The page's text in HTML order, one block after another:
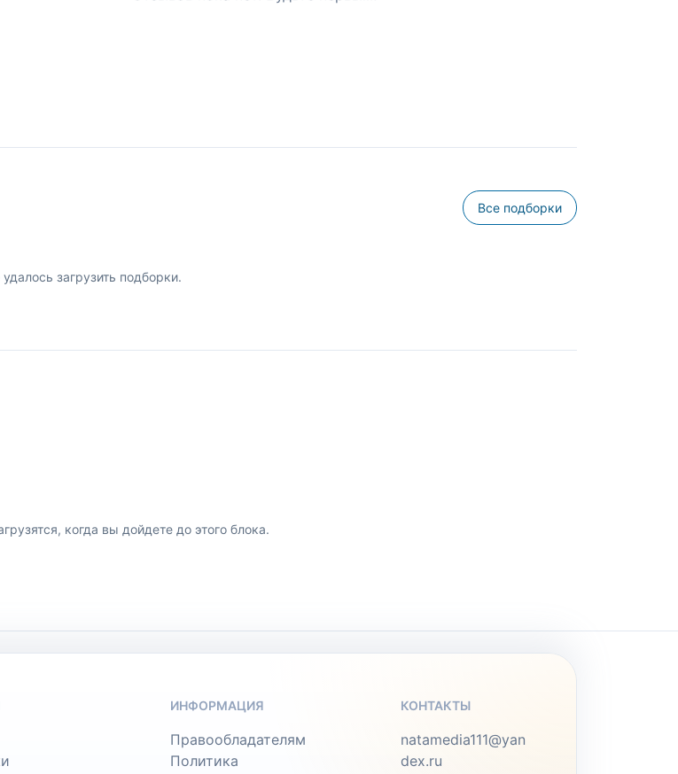
Все подборки
загрузить подборки.
когда вы дойдете до этого блока.
ИНФОРМАЦИЯ
Правообладателям
Политика
КОНТАКТЫ
natamedia111@yan
dex.ru